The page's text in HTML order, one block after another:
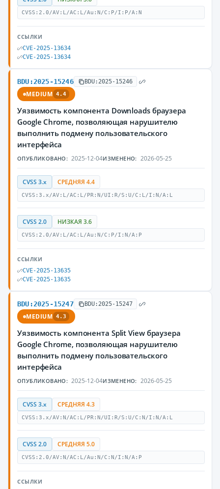
CVSS:2.0/AV:L/AC:L/Au:N/C:P/I:P/A:N
ССЫЛКИ
CVE-2025-13634
CVE-2025-13634
BDU:2025-15246 BDU:2025-15246
MEDIUM 4.4
Уязвимость компонента Downloads браузера
Google Chrome, позволяющая нарушителю
выполнить подмену пользовательского
интерфейса
ОПУБЛИКОВАНО: 2025-12-04ИЗМЕНЕНО: 2026-05-25
CVSS 3.x СРЕДНЯЯ 4.4
CVSS:3.x/AV:L/AC:L/PR:N/UI:R/S:U/C:L/I:N/A:L
CVSS 2.0 НИЗКАЯ 3.6
CVSS:2.0/AV:L/AC:L/Au:N/C:P/I:N/A:P
ССЫЛКИ
CVE-2025-13635
CVE-2025-13635
BDU:2025-15247 BDU:2025-15247
MEDIUM 4.3
Уязвимость компонента Split View браузера
Google Chrome, позволяющая нарушителю
выполнить подмену пользовательского
интерфейса
ОПУБЛИКОВАНО: 2025-12-04ИЗМЕНЕНО: 2026-05-25
CVSS 3.x СРЕДНЯЯ 4.3
CVSS:3.x/AV:N/AC:L/PR:N/UI:R/S:U/C:N/I:N/A:L
CVSS 2.0 СРЕДНЯЯ 5.0
CVSS:2.0/AV:N/AC:L/Au:N/C:N/I:N/A:P
ССЫЛКИ